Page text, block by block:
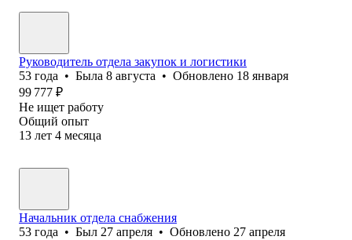
Руководитель отдела закупок и логистики
53 года • Была 8 августа • Обновлено 18 января
99 777 ₽
Не ищет работу
Общий опыт
13 лет 4 месяца
Начальник отдела снабжения
53 года • Был 27 апреля • Обновлено 27 апреля